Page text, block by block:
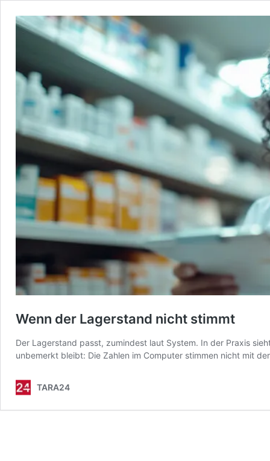
Wenn der Lagerstand nicht stimmt
Der Lagerstand passt, zumindest laut System. In der Praxis
unbemerkt bleibt: Die Zahlen im Computer stimmen nicht mit
TARA24